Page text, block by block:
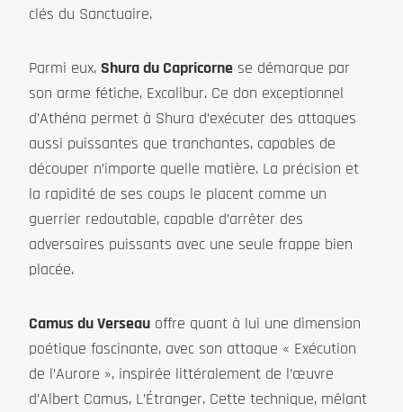
clés du Sanctuaire.
Parmi eux, Shura du Capricorne se démarque par
son arme fétiche, Excalibur. Ce don exceptionnel
d’Athéna permet à Shura d’exécuter des attaques
aussi puissantes que tranchantes, capables de
découper n’importe quelle matière. La précision et
la rapidité de ses coups le placent comme un
guerrier redoutable, capable d’arrêter des
adversaires puissants avec une seule frappe bien
placée.
Camus du Verseau offre quant à lui une dimension
poétique fascinante, avec son attaque « Exécution
de l’Aurore », inspirée littéralement de l’œuvre
d’Albert Camus, L’Étranger. Cette technique, mêlant